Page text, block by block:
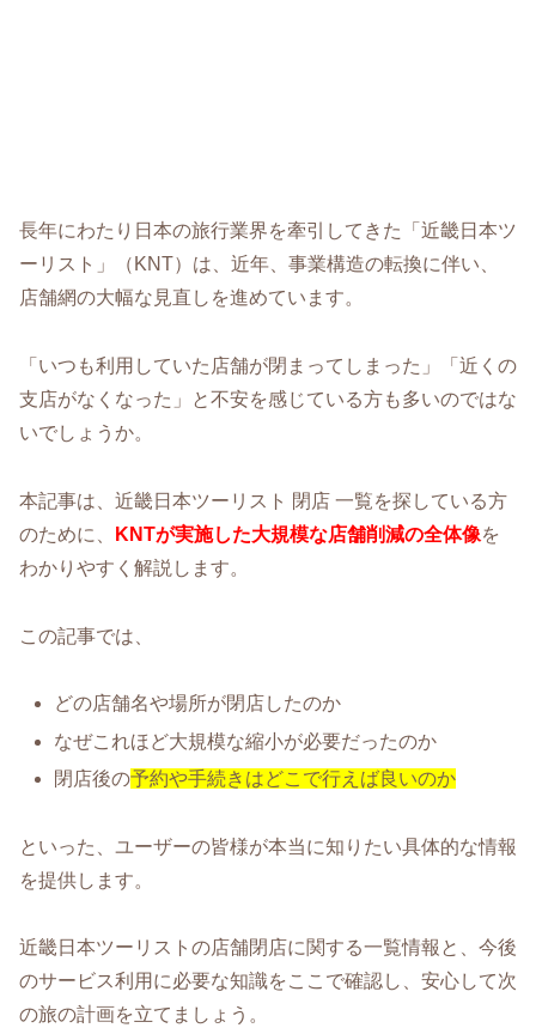
長年にわたり日本の旅行業界を牽引してきた「近畿日本ツ
ーリスト」（KNT）は、近年、事業構造の転換に伴い、
店舗網の大幅な見直しを進めています。
「いつも利用していた店舗が閉まってしまった」「近くの
支店がなくなった」と不安を感じている方も多いのではな
いでしょうか。
本記事は、近畿日本ツーリスト 閉店 一覧を探している方
のために、
KNTが実施した大規模な店舗削減の全体像を
わかりやすく解説します。
この記事では、
どの店舗名や場所が閉店したのか
なぜこれほど大規模な縮小が必要だったのか
閉店後の予約や手続きはどこで行えば良いのか
といった、ユーザーの皆様が本当に知りたい具体的な情報
を提供します。
近畿日本ツーリストの店舗閉店に関する一覧情報と、今後
のサービス利用に必要な知識をここで確認し、安心して次
の旅の計画を立てましょう。